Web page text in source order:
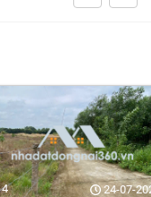
4 24-07-